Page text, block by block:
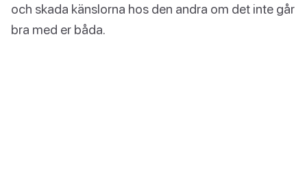
och skada känslorna hos den andra om det inte går
bra med er båda.